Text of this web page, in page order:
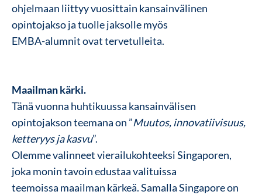
ohjelmaan liittyy vuosittain kansainvälinen
opintojakso ja tuolle jaksolle myös
EMBA-alumnit ovat tervetulleita.
Maailman kärki.
Tänä vuonna huhtikuussa kansainvälisen
opintojakson teemana on ”Muutos, innovatiivisuus,
ketteryys ja kasvu”.
Olemme valinneet vierailukohteeksi Singaporen,
joka monin tavoin edustaa valituissa
teemoissa maailman kärkeä. Samalla Singapore on